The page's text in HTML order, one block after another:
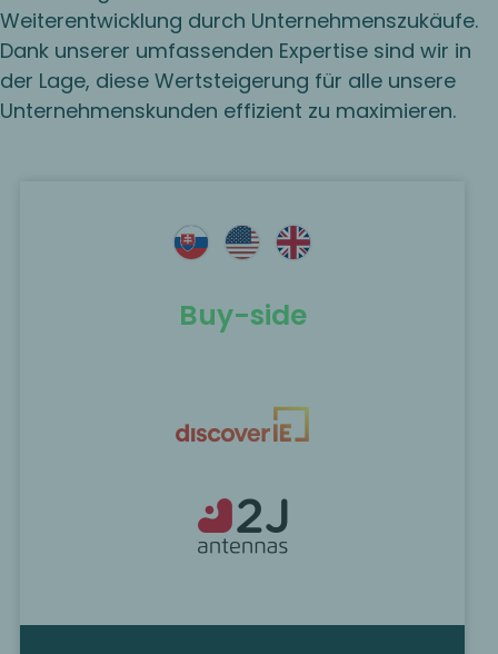
Weiterentwicklung durch Unternehmenszukäufe.
Dank unserer umfassenden Expertise sind wir in
der Lage, diese Wertsteigerung für alle unsere
Unternehmenskunden effizient zu maximieren.
Buy-side